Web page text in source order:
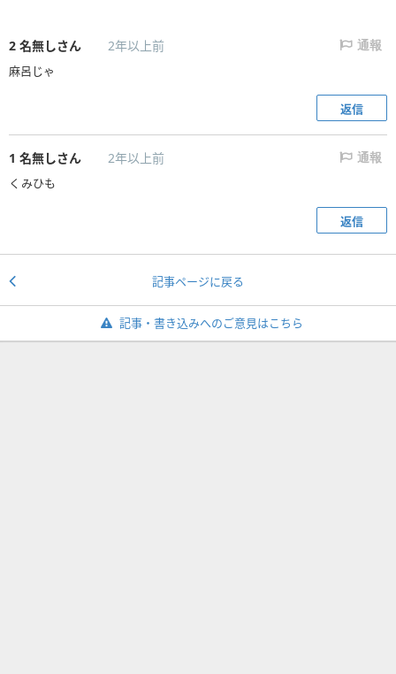
2 名無しさん 2年以上前 通報
麻呂じゃ
返信
1 名無しさん 2年以上前 通報
くみひも
返信
記事ページに戻る
記事・書き込みへのご意見はこちら